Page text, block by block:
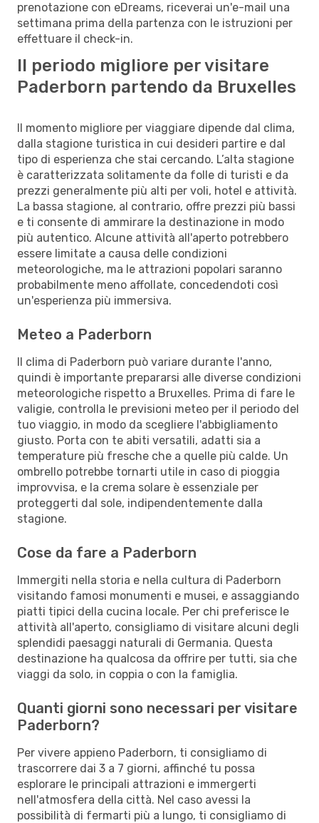
prenotazione con eDreams, riceverai un'e-mail una
settimana prima della partenza con le istruzioni per
effettuare il check-in.
Il periodo migliore per visitare
Paderborn partendo da Bruxelles
Il momento migliore per viaggiare dipende dal clima,
dalla stagione turistica in cui desideri partire e dal
tipo di esperienza che stai cercando. L’alta stagione
è caratterizzata solitamente da folle di turisti e da
prezzi generalmente più alti per voli, hotel e attività.
La bassa stagione, al contrario, offre prezzi più bassi
e ti consente di ammirare la destinazione in modo
più autentico. Alcune attività all'aperto potrebbero
essere limitate a causa delle condizioni
meteorologiche, ma le attrazioni popolari saranno
probabilmente meno affollate, concedendoti così
un'esperienza più immersiva.
Meteo a Paderborn
Il clima di Paderborn può variare durante l'anno,
quindi è importante prepararsi alle diverse condizioni
meteorologiche rispetto a Bruxelles. Prima di fare le
valigie, controlla le previsioni meteo per il periodo del
tuo viaggio, in modo da scegliere l'abbigliamento
giusto. Porta con te abiti versatili, adatti sia a
temperature più fresche che a quelle più calde. Un
ombrello potrebbe tornarti utile in caso di pioggia
improvvisa, e la crema solare è essenziale per
proteggerti dal sole, indipendentemente dalla
stagione.
Cose da fare a Paderborn
Immergiti nella storia e nella cultura di Paderborn
visitando famosi monumenti e musei, e assaggiando
piatti tipici della cucina locale. Per chi preferisce le
attività all'aperto, consigliamo di visitare alcuni degli
splendidi paesaggi naturali di Germania. Questa
destinazione ha qualcosa da offrire per tutti, sia che
viaggi da solo, in coppia o con la famiglia.
Quanti giorni sono necessari per visitare
Paderborn?
Per vivere appieno Paderborn, ti consigliamo di
trascorrere dai 3 a 7 giorni, affinché tu possa
esplorare le principali attrazioni e immergerti
nell'atmosfera della città. Nel caso avessi la
possibilità di fermarti più a lungo, ti consigliamo di